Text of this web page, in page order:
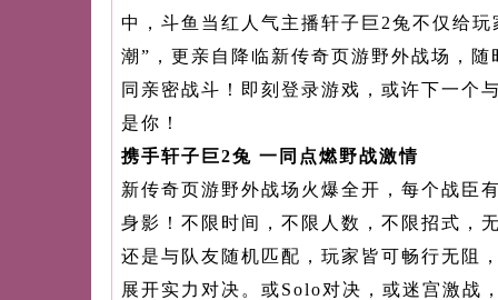
中，斗鱼当红人气主播轩子巨2兔不仅给
潮”，更亲自降临新传奇页游野外战场，
同亲密战斗！即刻登录游戏，或许下一个
是你！
携手轩子巨2兔 一同点燃野战激情
新传奇页游野外战场火爆全开，每个战臣
身影！不限时间，不限人数，不限招式，
还是与队友随机匹配，玩家皆可畅行无阻
展开实力对决。或Solo对决，或迷宫激战